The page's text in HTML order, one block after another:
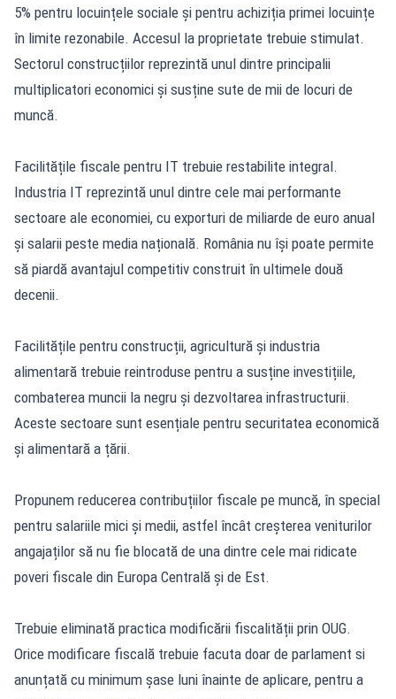
5% pentru locuințele sociale și pentru achiziția primei locuințe
în limite rezonabile. Accesul la proprietate trebuie stimulat.
Sectorul construcțiilor reprezintă unul dintre principalii
multiplicatori economici și susține sute de mii de locuri de
muncă.
Facilitățile fiscale pentru IT trebuie restabilite integral.
Industria IT reprezintă unul dintre cele mai performante
sectoare ale economiei, cu exporturi de miliarde de euro anual
și salarii peste media națională. România nu își poate permite
să piardă avantajul competitiv construit în ultimele două
decenii.
Facilitățile pentru construcții, agricultură și industria
alimentară trebuie reintroduse pentru a susține investițiile,
combaterea muncii la negru și dezvoltarea infrastructurii.
Aceste sectoare sunt esențiale pentru securitatea economică
și alimentară a țării.
Propunem reducerea contribuțiilor fiscale pe muncă, în special
pentru salariile mici și medii, astfel încât creșterea veniturilor
angajaților să nu fie blocată de una dintre cele mai ridicate
poveri fiscale din Europa Centrală și de Est.
Trebuie eliminată practica modificării fiscalității prin OUG.
Orice modificare fiscală trebuie facuta doar de parlament si
anunțată cu minimum șase luni înainte de aplicare, pentru a